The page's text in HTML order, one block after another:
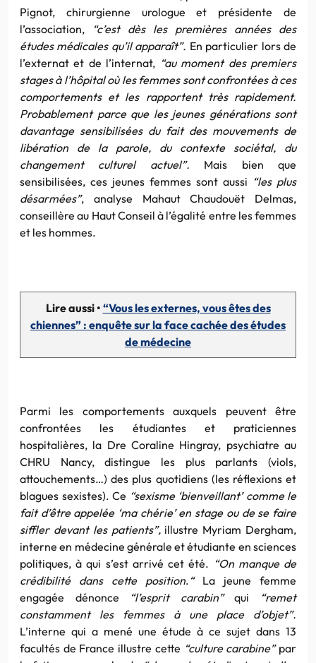
Pignot, chirurgienne urologue et présidente de
l’association,
“c’est dès les premières années des
études médicales qu’il apparaît”. En particulier lors de
l’externat et de l’internat, “au moment des premiers
stages à l’hôpital où les femmes sont confrontées à ces
comportements et les rapportent très rapidement.
Probablement parce que les jeunes générations sont
davantage sensibilisées du fait des mouvements de
libération de la parole, du contexte sociétal, du
changement culturel actuel”. Mais bien que
sensibilisées, ces jeunes femmes sont aussi “les plus
désarmées”, analyse Mahaut Chaudouët Delmas,
conseillère au Haut Conseil à l’égalité entre les femmes
et les hommes.
Lire aussi • “Vous les externes, vous êtes des
chiennes” : enquête sur la face cachée des études
de médecine
Parmi les comportements auxquels peuvent être
confrontées les étudiantes et praticiennes
hospitalières, la Dre Coraline Hingray, psychiatre au
CHRU Nancy, distingue les plus parlants (viols,
attouchements…) des plus quotidiens (les réflexions et
blagues sexistes). Ce “sexisme ‘bienveillant’ comme le
fait d’être appelée ‘ma chérie’ en stage ou de se faire
siffler devant les patients”, illustre Myriam Dergham,
interne en médecine générale et étudiante en sciences
politiques, à qui s’est arrivé cet été. “On manque de
crédibilité dans cette position. “La jeune femme
engagée dénonce
“l’esprit carabin”qui
“remet
constamment les femmes à une place d’objet”.
L’interne qui a mené une étude à ce sujet dans 13
facultés de France illustre cette “culture carabine” par